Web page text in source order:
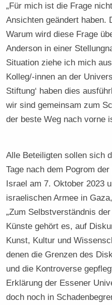
„Für mich ist die Frage
Ansichten geändert haben.
Warum wird diese Frage
Anderson in einer
Situation ziehe ich mich
Kolleg/-innen an der
Stiftung‘ haben dies
wir sind gemeinsam zum
der beste Weg nach vorne
Alle Beteiligten sollen sich
Tage nach dem Pogrom
Israel am 7. Oktober 2023
israelischen Armee in
„Zum Selbstverständnis
Künste gehört es, auf
Kunst, Kultur und
denen die Grenzen des
und die Kontroverse
Erklärung der Essener
doch noch in